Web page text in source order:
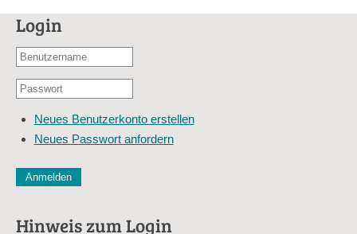
Login
Benutzername
E-
Adresse
Passwort
Neues Benutzerkonto erstellen
Neues Passwort anfordern
Diese Sicherheitsfrage überprüft, ob Sie ein menschlicher
Hinweis zum Login